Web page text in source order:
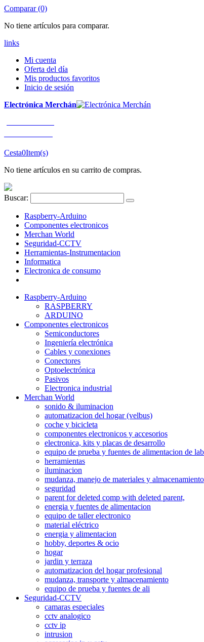
Comparar (0)
No tiene artículos para comparar.
links
Mi cuenta
Oferta del día
Mis productos favoritos
Inicio de sesión
Electrónica Merchán
Cesta0Item(s)
No tiene artículos en su carrito de compras.
Buscar:
Raspberry-Arduino
Componentes electronicos
Merchan World
Seguridad-CCTV
Herramientas-Instrumentacion
Informatica
Electronica de consumo
Raspberry-Arduino
RASPBERRY
ARDUINO
Componentes electronicos
Semiconductores
Ingeniería electrónica
Cables y conexiones
Conectores
Optoelectrónica
Pasivos
Electronica industrial
Merchan World
sonido & iluminacion
automatizacion del hogar (velbus)
coche y bicicleta
componentes electronicos y accesorios
electronica, kits y placas de desarrollo
equipo de prueba y fuentes de alimentacion de
herramientas
iluminacion
mudanza, manejo de materiales y almacenamiento
seguridad
parent for deleted comp with deleted parent,
energia y fuentes de alimentacion
equipo de taller electronico
material eléctrico
energia y alimentacion
hobby, deportes & ocio
hogar
jardin y terraza
automatizacion del hogar profesional
mudanza, transporte y almacenamiento
equipo de prueba y fuentes de ali
Seguridad-CCTV
camaras especiales
cctv analogico
cctv ip
intrusion